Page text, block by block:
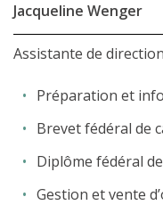
Jacqueline Wenger
Assistante de direction
Préparation et
Brevet fédéral de
Diplôme fédéral
Gestion et vente